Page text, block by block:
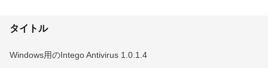
タイトル
Windows用のIntego Antivirus 1.0.1.4